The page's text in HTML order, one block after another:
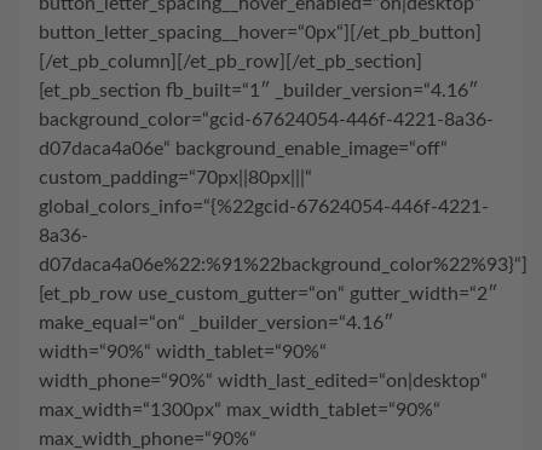
button_letter_spacing__hover_enabled=“on|desktop“
button_letter_spacing__hover=“0px“][/et_pb_button]
[/et_pb_column][/et_pb_row][/et_pb_section]
[et_pb_section fb_built=“1″ _builder_version=“4.16″
background_color=“gcid-67624054-446f-4221-8a36-
d07daca4a06e“ background_enable_image=“off“
custom_padding=“70px||80px|||“
global_colors_info=“{%22gcid-67624054-446f-4221-
8a36-
d07daca4a06e%22:%91%22background_color%22%93}“]
[et_pb_row use_custom_gutter=“on“ gutter_width=“2″
make_equal=“on“ _builder_version=“4.16″
width=“90%“ width_tablet=“90%“
width_phone=“90%“ width_last_edited=“on|desktop“
max_width=“1300px“ max_width_tablet=“90%“
max_width_phone=“90%“